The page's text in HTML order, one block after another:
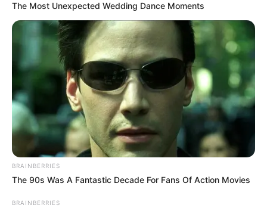
From Albinos To Polygamists: The World's Most
Unique Families
BRAINBERRIES
The Most Unexpected Wedding Dance Moments
BRAINBERRIES
The 90s Was A Fantastic Decade For Fans Of Action Movies
BRAINBERRIES